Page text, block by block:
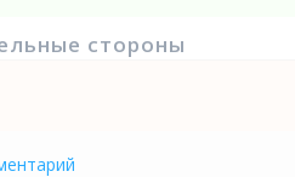
стороны